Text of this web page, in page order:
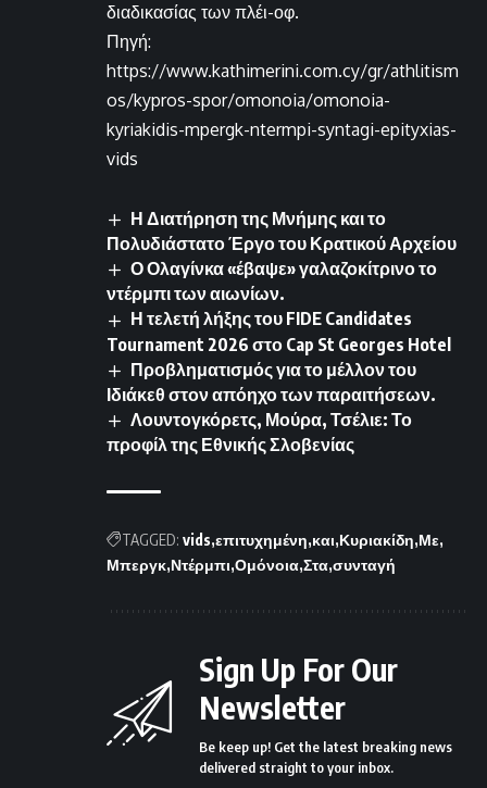
διαδικασίας των πλέι-οφ.
Πηγή:
https://www.kathimerini.com.cy/gr/athlitism
os/kypros-spor/omonoia/omonoia-
kyriakidis-mpergk-ntermpi-syntagi-epityxias-
vids
Η Διατήρηση της Μνήμης και το
Πολυδιάστατο Έργο του Κρατικού Αρχείου
Ο Ολαγίνκα «έβαψε» γαλαζοκίτρινο το
ντέρμπι των αιωνίων.
Η τελετή λήξης του FIDE Candidates
Tournament 2026 στο Cap St Georges Hotel
Προβληματισμός για το μέλλον του
Ιδιάκεθ στον απόηχο των παραιτήσεων.
Λουντογκόρετς, Μούρα, Τσέλιε: Το
προφίλ της Εθνικής Σλοβενίας
TAGGED: vids επιτυχημένη και Κυριακίδη Με
Μπεργκ Ντέρμπι Ομόνοια Στα συνταγή
Sign Up For Our
Newsletter
Be keep up! Get the latest breaking news
delivered straight to your inbox.